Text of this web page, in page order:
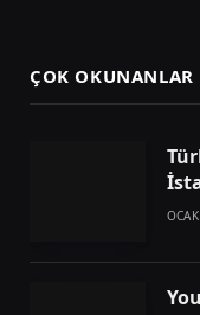
ÇOK OKUNANLAR